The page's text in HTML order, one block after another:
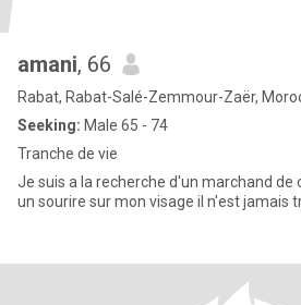
amani, 66
Rabat, Rabat-Salé-Zemmour-Zaër,
Seeking: Male 65 - 74
Tranche de vie
Je suis a la recherche d'un marchand de
un sourire sur mon visage il n'est jamais